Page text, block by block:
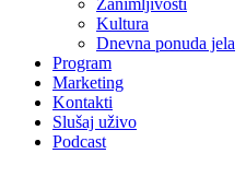
Zanimljivosti
Kultura
Dnevna ponuda jela
Program
Marketing
Kontakti
Slušaj uživo
Podcast